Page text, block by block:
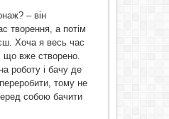
– він
творення, а потім
Хоча я весь час
вже створено.
роботу і бачу де
тому не
собою бачити